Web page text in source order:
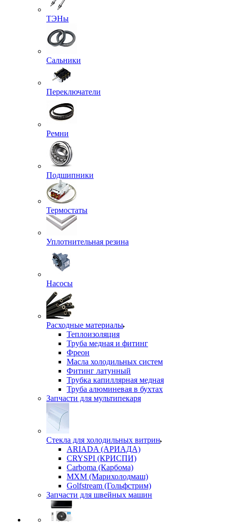
ТЭНы
Сальники
Переключатели
Ремни
Подшипники
Термостаты
Уплотнительная резина
Насосы
Расходные материалы
Теплоизоляция
Труба медная и фитинг
Фреон
Масла холодильных систем
Фитинг латунный
Трубка капиллярная медная
Труба алюминевая в бухтах
Запчасти для мультипекаря
Стекла для холодильных витрин
ARIADA (АРИАДА)
CRYSPI (КРИСПИ)
Carboma (Карбома)
MXM (Марихолодмаш)
Golfstream (Гольфстрим)
Запчасти для швейных машин